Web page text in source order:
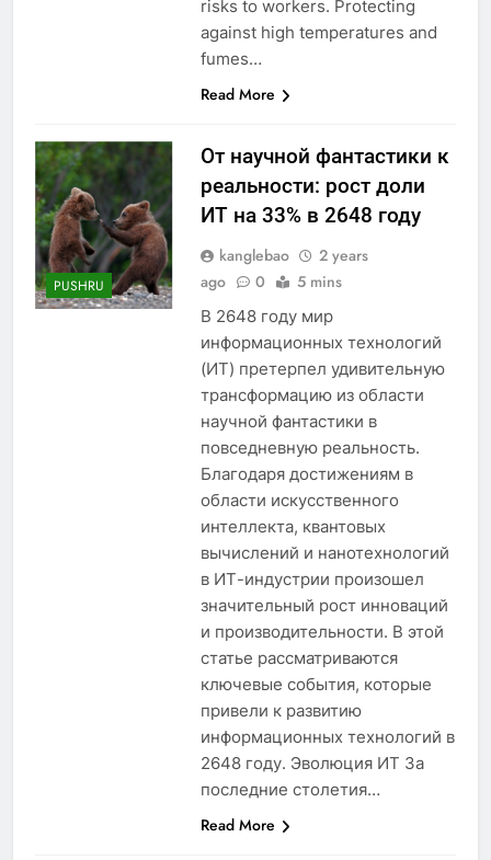
risks to workers. Protecting
against high temperatures and
fumes…
Read More
PUSHRU
От научной фантастики к
реальности: рост доли
ИТ на 33% в 2648 году
kanglebao
2 years
ago
0 5 mins
В 2648 году мир
информационных технологий
(ИТ) претерпел удивительную
трансформацию из области
научной фантастики в
повседневную реальность.
Благодаря достижениям в
области искусственного
интеллекта, квантовых
вычислений и нанотехнологий
в ИТ-индустрии произошел
значительный рост инноваций
и производительности. В этой
статье рассматриваются
ключевые события, которые
привели к развитию
информационных технологий в
2648 году. Эволюция ИТ За
последние столетия…
Read More